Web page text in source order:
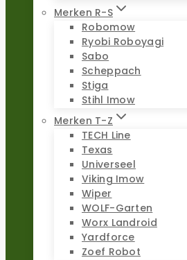
Merken R-S
Robomow
Ryobi Roboyagi
Sabo
Scheppach
Stiga
Stihl Imow
Merken T-Z
TECH Line
Texas
Universeel
Viking Imow
Wiper
WOLF-Garten
Worx Landroid
Yardforce
Zoef Robot